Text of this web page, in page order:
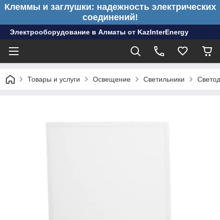
Клеммы и заглушки: надежность электрических
соединений!
Электрооборудование в Алматы от KazInterEnergy
Товары и услуги Освещение Светильники